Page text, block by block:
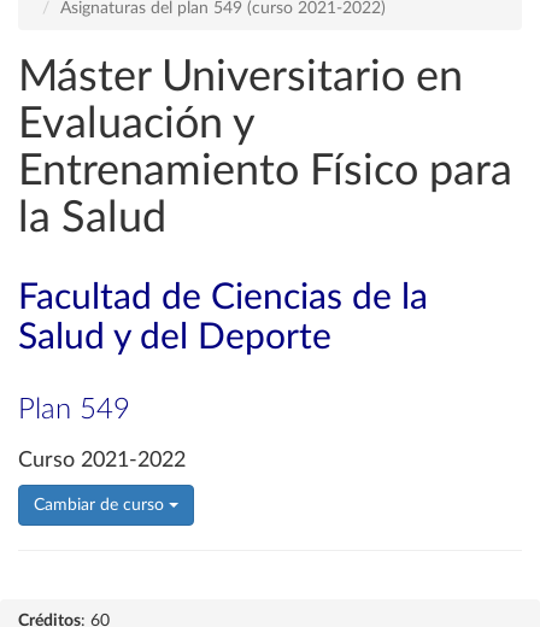
Asignaturas del plan 549 (curso 2021-2022)
Máster Universitario en
Evaluación y
Entrenamiento Físico para
la Salud
Facultad de Ciencias de la
Salud y del Deporte
Plan 549
Curso 2021-2022
Cambiar de curso
Créditos: 60